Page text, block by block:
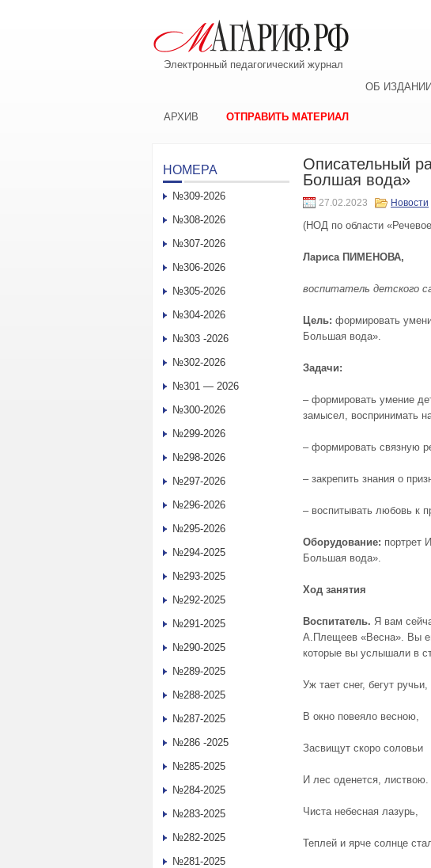
Электронный педагогический журнал
ОБ ИЗДАНИИ
АРХИВ ОТПРАВИТЬ МАТЕРИАЛ
Описательный
Болшая вода»
27.02.2023 Новости
(НОД по области
Лариса ПИМЕНОВА,
воспитатель детского
Цель: формировать
Большая вода».
Задачи:
– формировать умение
замысел, воспринимать
– формировать связную
– закрепить знания о
– воспитывать любовь к
Оборудование: портрет
Большая вода».
Ход занятия
Воспитатель. Я вам
А.Плещеев «Весна». Вы
которые вы услышали в
Уж тает снег, бегут ручьи,
В окно повеяло весною,
Засвищут скоро соловьи
И лес оденется, листвою.
Чиста небесная лазурь,
Теплей и ярче солнце
НОМЕРА
№309-2026
№308-2026
№307-2026
№306-2026
№305-2026
№304-2026
№303 -2026
№302-2026
№301 — 2026
№300-2026
№299-2026
№298-2026
№297-2026
№296-2026
№295-2026
№294-2025
№293-2025
№292-2025
№291-2025
№290-2025
№289-2025
№288-2025
№287-2025
№286 -2025
№285-2025
№284-2025
№283-2025
№282-2025
№281-2025